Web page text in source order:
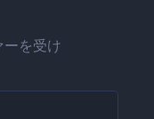
ーを受け